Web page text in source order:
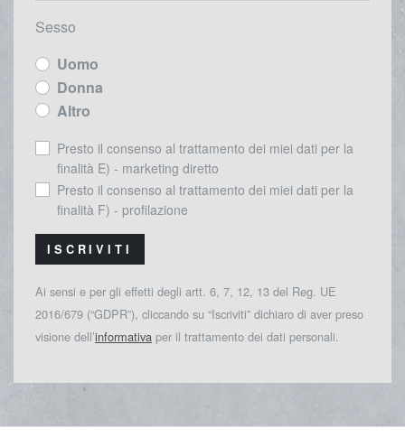
Sesso
Uomo
Donna
Altro
Presto il consenso al trattamento dei miei dati per la
finalità E) - marketing diretto
Presto il consenso al trattamento dei miei dati per la
finalità F) - profilazione
ISCRIVITI
Ai sensi e per gli effetti degli artt. 6, 7, 12, 13 del Reg. UE
2016/679 (“GDPR”), cliccando su “Iscriviti” dichiaro di aver preso
visione dell’informativa per il trattamento dei dati personali.